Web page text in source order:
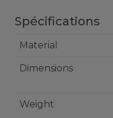
Spécifications
Material
Dimensions
Weight